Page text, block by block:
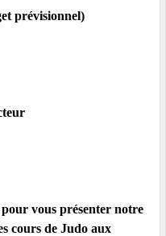
prévisionnel)
vous présenter notre
cours de Judo aux